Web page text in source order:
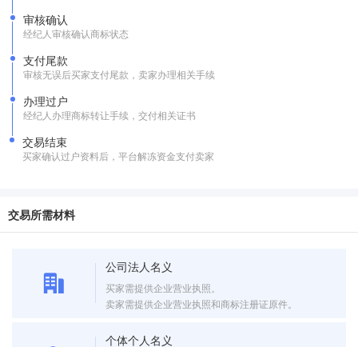
审核确认
经纪人审核确认商标状态
支付尾款
审核无误后买家支付尾款，卖家办理相关手续
办理过户
经纪人办理商标转让手续，交付相关证书
交易结束
买家确认过户资料后，平台解冻资金支付卖家
交易所需材料
公司法人名义
买家需提供企业营业执照。
卖家需提供企业营业执照和商标注册证原件。
个体个人名义